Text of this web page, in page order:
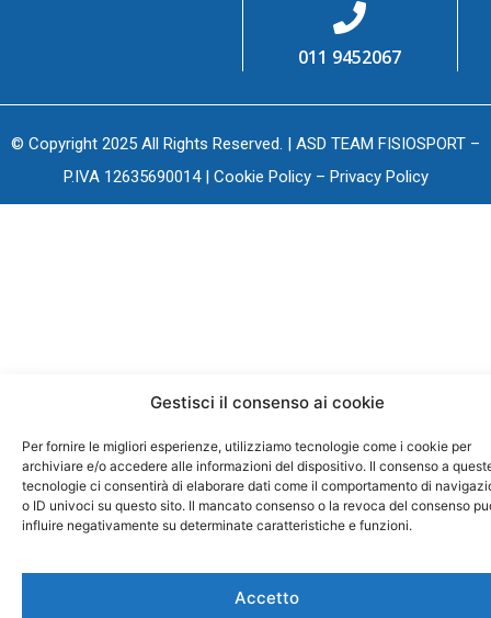
Gestisci il consenso ai cookie
Per fornire le migliori esperienze, utilizziamo tecnologie come i cookie per
archiviare e/o accedere alle informazioni del dispositivo. Il consenso a
tecnologie ci consentirà di elaborare dati come il comportamento di
o ID univoci su questo sito. Il mancato consenso o la revoca del consenso
influire negativamente su determinate caratteristiche e funzioni.
Accetto
011 9452067
© Copyright 2025 All Rights Reserved. | ASD TEAM FISIOSPORT –
P.IVA 12635690014 | Cookie Policy– Privacy Policy